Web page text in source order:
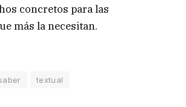
concretos para las
más la necesitan.
textual